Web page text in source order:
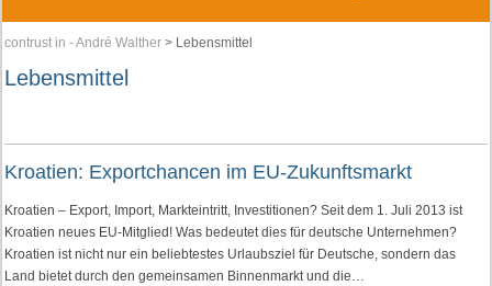
contrust in - André Walther > Lebensmittel
Lebensmittel
Kroatien: Exportchancen im EU-Zukunftsmarkt
Kroatien – Export, Import, Markteintritt, Investitionen? Seit dem 1. Juli 2013 ist
Kroatien neues EU-Mitglied! Was bedeutet dies für deutsche Unternehmen?
Kroatien ist nicht nur ein beliebtestes Urlaubsziel für Deutsche, sondern das
Land bietet durch den gemeinsamen Binnenmarkt und die…